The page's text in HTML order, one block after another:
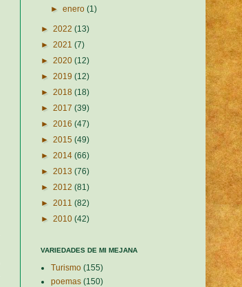
►enero(1)
► 2022 (13)
► 2021 (7)
► 2020 (12)
► 2019 (12)
► 2018 (18)
► 2017 (39)
► 2016 (47)
► 2015 (49)
► 2014 (66)
► 2013 (76)
► 2012 (81)
► 2011 (82)
► 2010 (42)
VARIEDADES DE MI MEJANA
Turismo (155)
poemas (150)